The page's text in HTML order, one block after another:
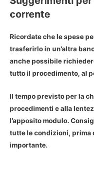
corrente
Ricordate che le spese
trasferirlo in un’altra
anche possibile
tutto il procedimento, al
Il tempo previsto per la
procedimenti e alla
l’apposito modulo.
tutte le condizioni, prima
importante.